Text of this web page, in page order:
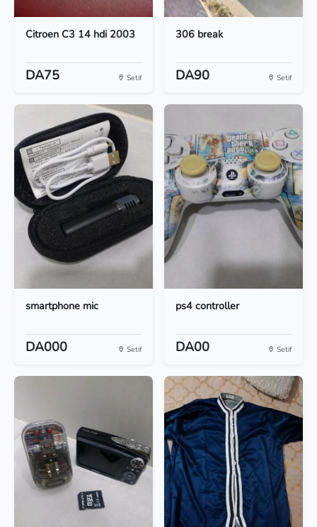
Citroen C3 14 hdi 2003
DA75 Setif
306 break
DA90 Setif
smartphone mic
DA000 Setif
ps4 controller
DA00 Setif